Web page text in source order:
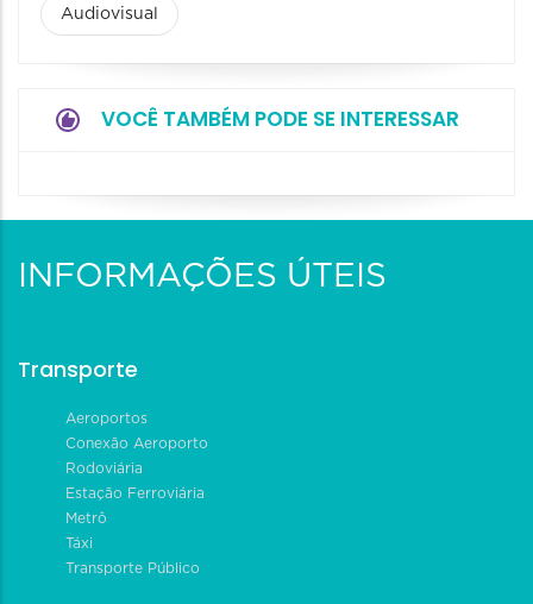
Audiovisual
VOCÊ TAMBÉM PODE SE INTERESSAR
INFORMAÇÕES ÚTEIS
Transporte
Aeroportos
Conexão Aeroporto
Rodoviária
Estação Ferroviária
Metrô
Táxi
Transporte Público